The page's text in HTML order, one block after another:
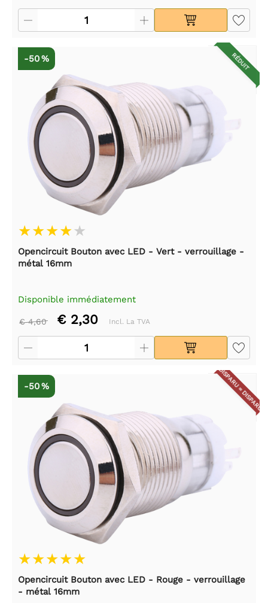
RÉDUIT
-50 %
Opencircuit Bouton avec LED - Vert - verrouillage -
métal 16mm
Disponible immédiatement
€ 4,60 € 2,30 Incl. La TVA
DISPARU = DISPARU
-50 %
Opencircuit Bouton avec LED - Rouge - verrouillage
- métal 16mm